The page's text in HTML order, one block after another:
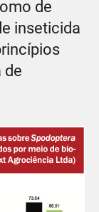
de
inseticida
de